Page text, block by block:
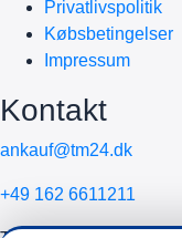
Privatlivspolitik
Købsbetingelser
Impressum
Kontakt
ankauf@tm24.dk
+49 162 6611211